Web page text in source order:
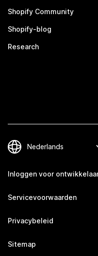
Shopify Community
Shopify-blog
Research
Inloggen voor
Servicevoorwaarden
Privacybeleid
Sitemap